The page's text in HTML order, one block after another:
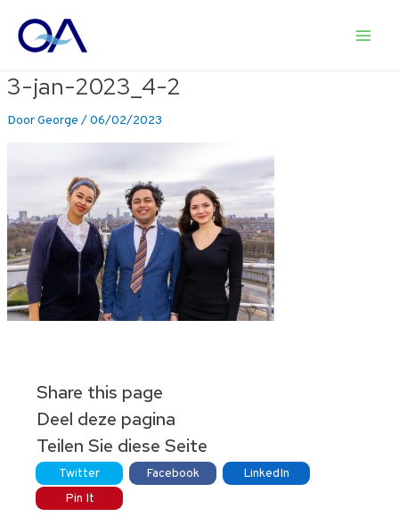
naar
3-jan-2023_4-2
DoorGeorge /06/02/2023
Share this page
Deel deze pagina
Teilen Sie diese Seite
Twitter Facebook
LinkedIn
Pin It